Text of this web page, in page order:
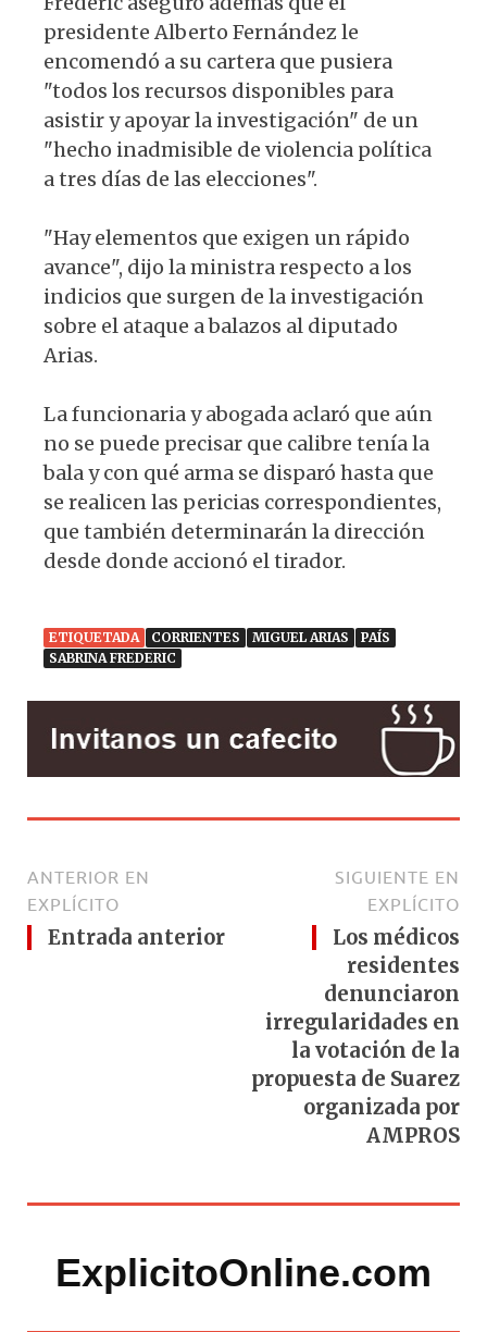
presidente Alberto Fernández le
encomendó a su cartera que pusiera
"todos los recursos disponibles para
asistir y apoyar la investigación" de un
"hecho inadmisible de violencia política
a tres días de las elecciones".
"Hay elementos que exigen un rápido
avance", dijo la ministra respecto a los
indicios que surgen de la investigación
sobre el ataque a balazos al diputado
Arias.
La funcionaria y abogada aclaró que aún
no se puede precisar que calibre tenía la
bala y con qué arma se disparó hasta que
se realicen las pericias correspondientes,
que también determinarán la dirección
desde donde accionó el tirador.
ETIQUETADA CORRIENTES MIGUEL ARIAS
PAÍS
SABRINA FREDERIC
ANTERIOR EN
EXPLÍCITO
Entrada anterior
SIGUIENTE EN
EXPLÍCITO
Los médicos
residentes
denunciaron
irregularidades en
la votación de la
propuesta de Suarez
organizada por
AMPROS
ExplicitoOnline.com